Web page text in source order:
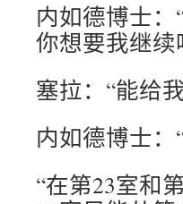
内如德博士
你想要我继续
塞拉：“能给
内如德博士：
“在第23室和